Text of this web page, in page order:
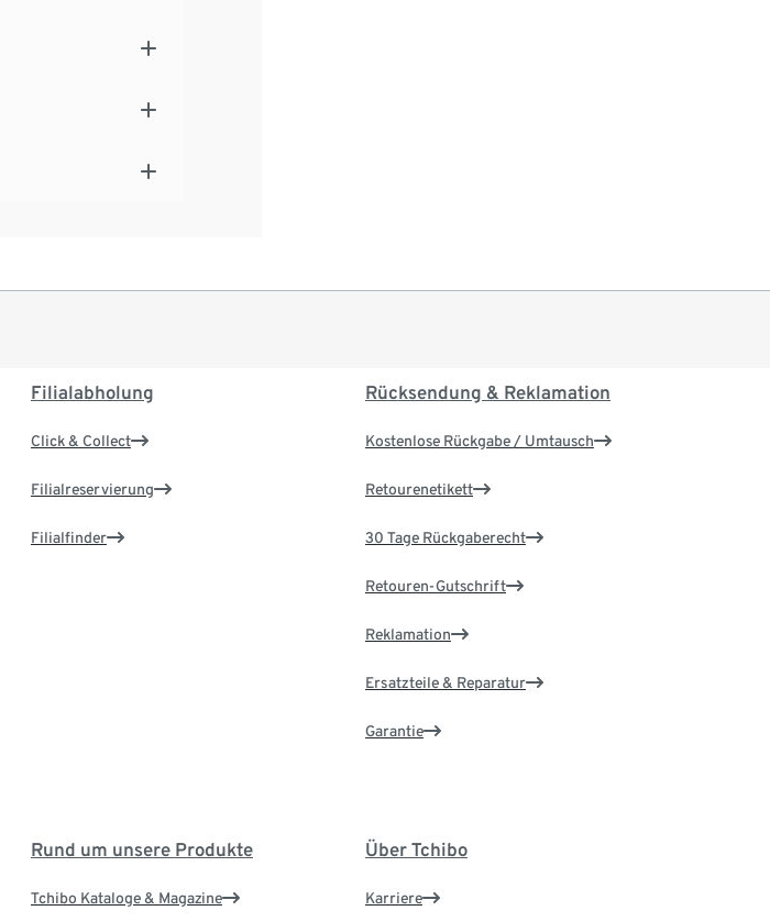
Filialabholung
Click & Collect
Filialreservierung
Filialfinder
Rücksendung & Reklamation
Kostenlose Rückgabe / Umtausch
Retourenetikett
30 Tage Rückgaberecht
Retouren-Gutschrift
Reklamation
Ersatzteile & Reparatur
Garantie
Rund um unsere Produkte
Tchibo Kataloge & Magazine
Über Tchibo
Karriere